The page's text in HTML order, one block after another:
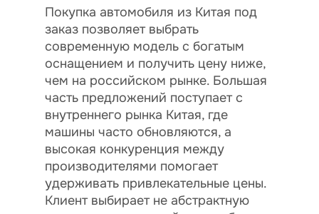
Покупка автомобиля из Китая под
заказ позволяет выбрать
современную модель с богатым
оснащением и получить цену ниже,
чем на российском рынке. Большая
часть предложений поступает с
внутреннего рынка Китая, где
машины часто обновляются, а
высокая конкуренция между
производителями помогает
удерживать привлекательные цены.
Клиент выбирает не абстрактную